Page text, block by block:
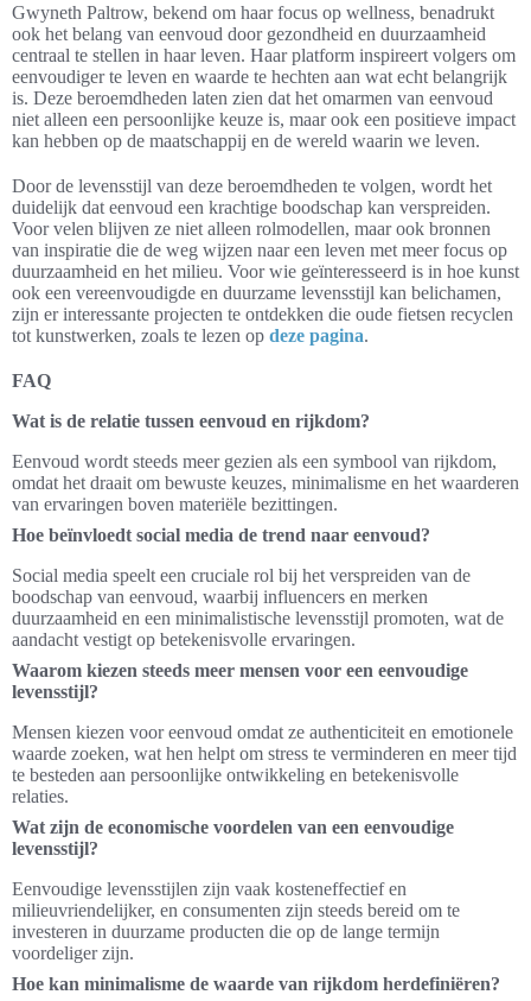
Gwyneth Paltrow, bekend om haar focus op wellness, benadrukt
ook het belang van eenvoud door gezondheid en duurzaamheid
centraal te stellen in haar leven. Haar platform inspireert volgers om
eenvoudiger te leven en waarde te hechten aan wat echt belangrijk
is. Deze beroemdheden laten zien dat het omarmen van eenvoud
niet alleen een persoonlijke keuze is, maar ook een positieve impact
kan hebben op de maatschappij en de wereld waarin we leven.
Door de levensstijl van deze beroemdheden te volgen, wordt het
duidelijk dat eenvoud een krachtige boodschap kan verspreiden.
Voor velen blijven ze niet alleen rolmodellen, maar ook bronnen
van inspiratie die de weg wijzen naar een leven met meer focus op
duurzaamheid en het milieu. Voor wie geïnteresseerd is in hoe kunst
ook een vereenvoudigde en duurzame levensstijl kan belichamen,
zijn er interessante projecten te ontdekken die oude fietsen recyclen
tot kunstwerken, zoals te lezen op deze pagina.
FAQ
Wat is de relatie tussen eenvoud en rijkdom?
Eenvoud wordt steeds meer gezien als een symbool van rijkdom,
omdat het draait om bewuste keuzes, minimalisme en het waarderen
van ervaringen boven materiële bezittingen.
Hoe beïnvloedt social media de trend naar eenvoud?
Social media speelt een cruciale rol bij het verspreiden van de
boodschap van eenvoud, waarbij influencers en merken
duurzaamheid en een minimalistische levensstijl promoten, wat de
aandacht vestigt op betekenisvolle ervaringen.
Waarom kiezen steeds meer mensen voor een eenvoudige
levensstijl?
Mensen kiezen voor eenvoud omdat ze authenticiteit en emotionele
waarde zoeken, wat hen helpt om stress te verminderen en meer tijd
te besteden aan persoonlijke ontwikkeling en betekenisvolle
relaties.
Wat zijn de economische voordelen van een eenvoudige
levensstijl?
Eenvoudige levensstijlen zijn vaak kosteneffectief en
milieuvriendelijker, en consumenten zijn steeds bereid om te
investeren in duurzame producten die op de lange termijn
voordeliger zijn.
Hoe kan minimalisme de waarde van rijkdom herdefiniëren?